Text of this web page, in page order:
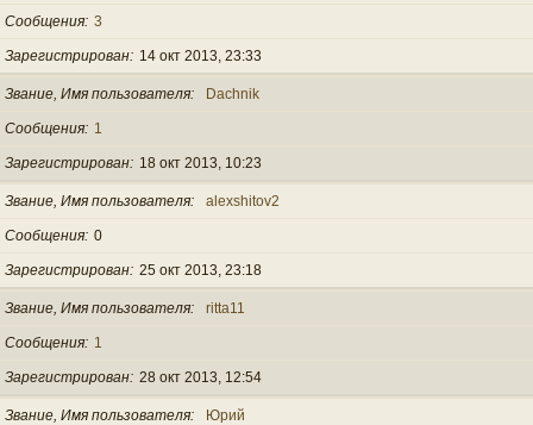
Сообщения 3
Зарегистрирован 14 окт 2013, 23:33
Звание, Имя пользователя Dachnik
Сообщения 1
Зарегистрирован 18 окт 2013, 10:23
Звание, Имя пользователя alexshitov2
Сообщения 0
Зарегистрирован 25 окт 2013, 23:18
Звание, Имя пользователя ritta11
Сообщения 1
Зарегистрирован 28 окт 2013, 12:54
Звание, Имя пользователя Юрий